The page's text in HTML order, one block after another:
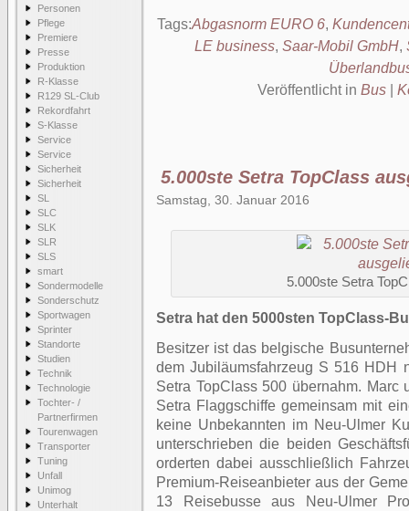
Personen
Pflege
Premiere
Presse
Produktion
R-Klasse
R129 SL-Club
Rekordfahrt
S-Klasse
Service
Service
Sicherheit
Sicherheit
SL
SLC
SLK
SLR
SLS
smart
Sondermodelle
Sonderschutz
Sportwagen
Sprinter
Standorte
Studien
Technik
Technologie
Tochter- /
Partnerfirmen
Tourenwagen
Transporter
Tuning
Unfall
Unimog
Unterhalt
Tags:Abgasnorm EURO 6,
LE business, Saar-Mobil GmbH,
Veröffentlicht in Bus|
5.000ste Setra TopClass
Samstag, 30. Januar 2016
5.000ste Setra
Setra hat den 5000sten TopClass-
Besitzer ist das belgische
dem Jubiläumsfahrzeug S 516 HDH
Setra TopClass 500 übernahm.
Setra Flaggschiffe gemeinsam mit
keine Unbekannten im Neu-Ulmer
unterschrieben die beiden
orderten dabei ausschließlich
Premium-Reiseanbieter aus der
13 Reisebusse aus Neu-Ulmer